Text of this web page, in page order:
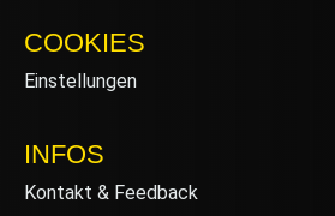
COOKIES
Einstellungen
INFOS
Kontakt & Feedback